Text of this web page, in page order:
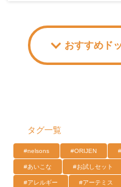
おすすめド
タグ一覧
#nelsons #ORIJEN
#あいこな #お試しセット
#アレルギー #アーテミス